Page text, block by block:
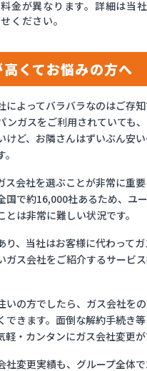
金が異なります。詳細は当
ください。
くてお悩みの方へ
によってバラバラなのはご存知
ンガスをご利用されていても
けど、お隣さんはずいぶん安
ス会社を選ぶことが非常に重
国で約16,000社あるため、ユ
は非常に難しい状況です。
り、当社はお客様に代わって
ガス会社をご紹介するサービ
いの方でしたら、ガス会社を
できます。面倒な解約手続き
軽・カンタンにガス会社変更が
社変更実績も、グループ全体